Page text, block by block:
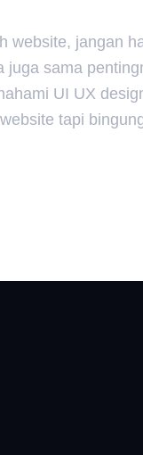
website, jangan
sama
UI UX
tapi